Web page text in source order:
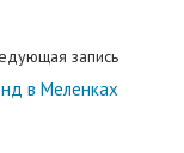
запись
в Меленках